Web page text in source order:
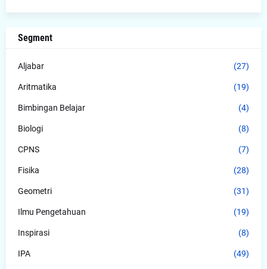
Segment
Aljabar (27)
Aritmatika (19)
Bimbingan Belajar (4)
Biologi (8)
CPNS (7)
Fisika (28)
Geometri (31)
Ilmu Pengetahuan (19)
Inspirasi (8)
IPA (49)